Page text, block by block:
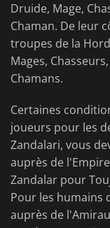
Druide, Mage,
Chaman. De leur
troupes de la
Mages,
Chamans.
Certaines
joueurs pour les
Zandalari, vous
auprès de
Zandalar pour
Pour les humains
auprès de